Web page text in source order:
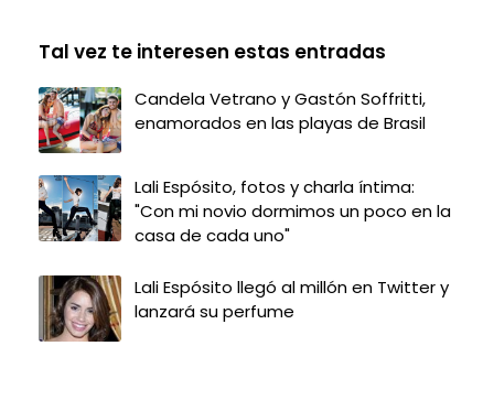
Tal vez te interesen estas entradas
Candela Vetrano y Gastón Soffritti,
enamorados en las playas de Brasil
Lali Espósito, fotos y charla íntima:
"Con mi novio dormimos un poco en la
casa de cada uno"
Lali Espósito llegó al millón en Twitter y
lanzará su perfume